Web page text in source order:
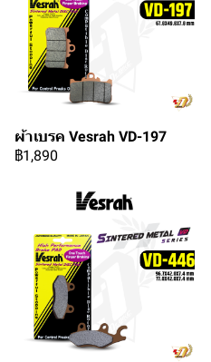
ผ้าเบรค Vesrah VD-197
฿1,890